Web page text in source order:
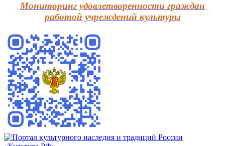
Мониторинг удовлетворенности граждан
работой учреждений культуры